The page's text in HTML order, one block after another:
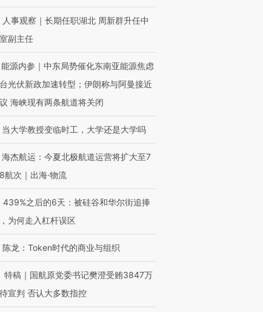
人事观察｜长期任职湖北 周新群升任中
副主任
能源内参｜中东局势催化东南亚能源焦虑
光伏新政加速转型；伊朗称与阿曼接近
海峡现有两条航道将关闭
当大学教授变临时工，大学还是大学吗
海杰航运：今夏北极航道运营将扩大至7
航次｜出海·物流
439%之后的6天：被硅谷和华尔街追捧
为何走入杠杆误区
陈龙：Token时代的商业与组织
特稿｜国航原党委书记樊澄受贿3847万
宣判 否认大多数指控